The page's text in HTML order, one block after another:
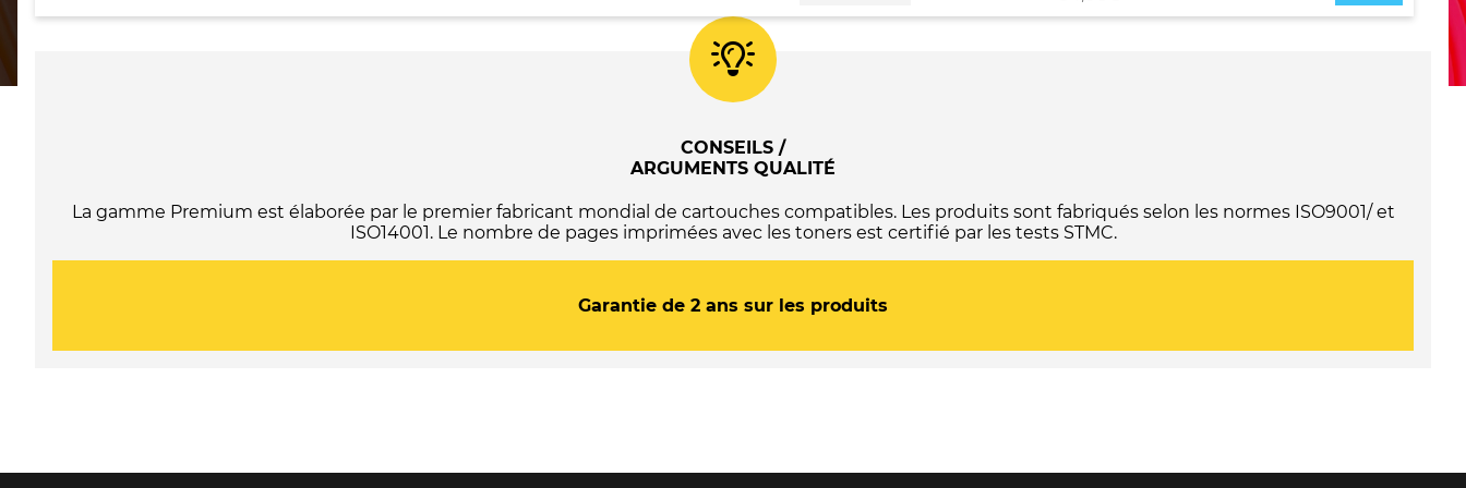
C12C938211
CONSEILS /
ARGUMENTS QUALITÉ
La gamme Premium est élaborée par le premier fabricant mondial de cartouches compatibles. Les produits sont fabriqués selon les normes ISO9001/ et
ISO14001. Le nombre de pages imprimées avec les toners est certifié par les tests STMC.
Garantie de 2 ans sur les produits